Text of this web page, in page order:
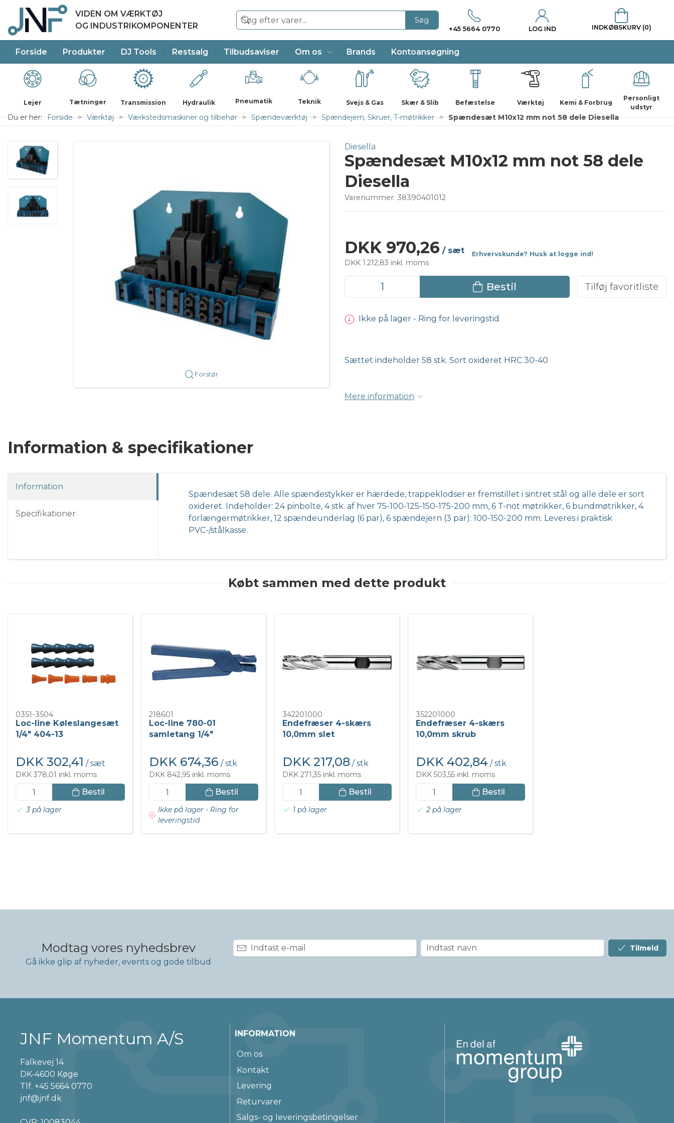
VIDEN OM VÆRKTØJ
OG INDUSTRIKOMPONENTER
Søg
+45 5664 0770 LOG IND INDKØBSKURV (0)
Forside Produkter DJ Tools Restsalg Tilbudsaviser Om os Brands Kontoansøgning
Lejer Tætninger Transmission Hydraulik Pneumatik Teknik Svejs & Gas Skær & Slib Befæstelse Værktøj Kemi & Forbrug
Personligt
udstyr
Du er her: Forside Værktøj Værkstedsmaskiner og tilbehør Spændeværktøj Spændejern, Skruer, T-møtrikker Spændesæt M10x12 mm not 58 dele Diesella
Forstør
Diesella
Spændesæt M10x12 mm not 58 dele
Diesella
Varenummer: 38390401012
DKK 970,26 / sæt Erhvervskunde? Husk at logge ind!
DKK 1.212,83 inkl. moms
Bestil Tilføj favoritliste
Ikke på lager - Ring for leveringstid
Sættet indeholder 58 stk. Sort oxideret HRC 30-40
Mere information
Information & specifikationer
Information
Specifikationer
Spændesæt 58 dele. Alle spændestykker er hærdede, trappeklodser er fremstillet i sintret stål og alle dele er sort
oxideret. Indeholder: 24 pinbolte, 4 stk. af hver 75-100-125-150-175-200 mm, 6 T-not møtrikker, 6 bundmøtrikker, 4
forlængermøtrikker, 12 spændeunderlag (6 par), 6 spændejern (3 par): 100-150-200 mm. Leveres i praktisk
PVC-/stålkasse.
Købt sammen med dette produkt
0351-3504
Loc-line Køleslangesæt
1/4" 404-13
DKK 302,41 / sæt
DKK 378,01 inkl. moms
Bestil
3 på lager
218601
Loc-line 780-01
samletang 1/4"
DKK 674,36 / stk
DKK 842,95 inkl. moms
Bestil
Ikke på lager - Ring for
leveringstid
342201000
Endefræser 4-skærs
10,0mm slet
DKK 217,08 / stk
DKK 271,35 inkl. moms
Bestil
1 på lager
352201000
Endefræser 4-skærs
10,0mm skrub
DKK 402,84 / stk
DKK 503,55 inkl. moms
Bestil
2 på lager
Modtag vores nyhedsbrev
Gå ikke glip af nyheder, events og gode tilbud
Tilmeld
JNF Momentum A/S
Falkevej 14
DK-4600 Køge
Tlf. +45 5664 0770
jnf@jnf.dk
INFORMATION
Om os
Kontakt
Levering
Returvarer
Salgs- og leveringsbetingelser